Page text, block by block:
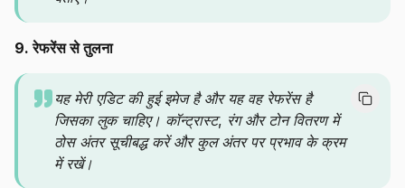
9. रेफरेंस से तुलना
यह मेरी एडिट की हुई इमेज है और यह वह रेफरेंस है
जिसका लुक चाहिए। कॉन्ट्रास्ट, रंग और टोन वितरण में
ठोस अंतर सूचीबद्ध करें और कुल अंतर पर प्रभाव के क्रम
में रखें।